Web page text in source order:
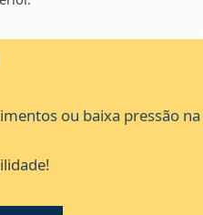
ou baixa pressão na